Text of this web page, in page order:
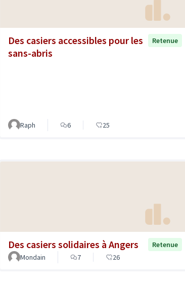
Des casiers accessibles pour les
sans-abris
Retenue
Raph 6 25
Des casiers solidaires à Angers
Retenue
Mondain
7 26